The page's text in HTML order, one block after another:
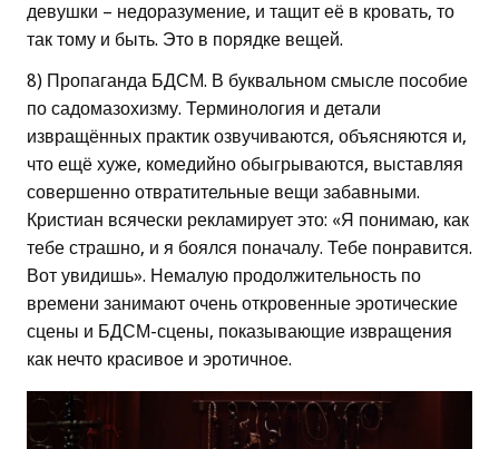
девушки – недоразумение, и тащит её в кровать, то
так тому и быть. Это в порядке вещей.
8) Пропаганда БДСМ. В буквальном смысле пособие
по садомазохизму. Терминология и детали
извращённых практик озвучиваются, объясняются и,
что ещё хуже, комедийно обыгрываются, выставляя
совершенно отвратительные вещи забавными.
Кристиан всячески рекламирует это: «Я понимаю, как
тебе страшно, и я боялся поначалу. Тебе понравится.
Вот увидишь». Немалую продолжительность по
времени занимают очень откровенные эротические
сцены и БДСМ-сцены, показывающие извращения
как нечто красивое и эротичное.